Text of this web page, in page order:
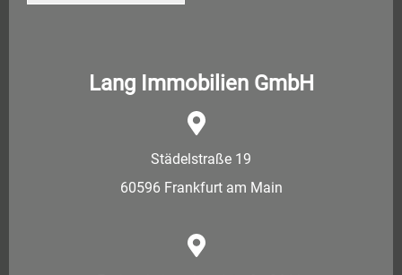
Lang Immobilien GmbH
Städelstraße 19
60596 Frankfurt am Main